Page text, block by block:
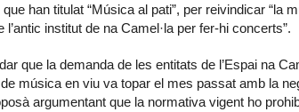
han titulat “Música al pati”, per reivindicar “la
l’antic institut de na Camel·la per fer-hi concerts”.
que la demanda de les entitats de l’Espai na
música en viu va topar el mes passat amb la
argumentant que la normativa vigent ho